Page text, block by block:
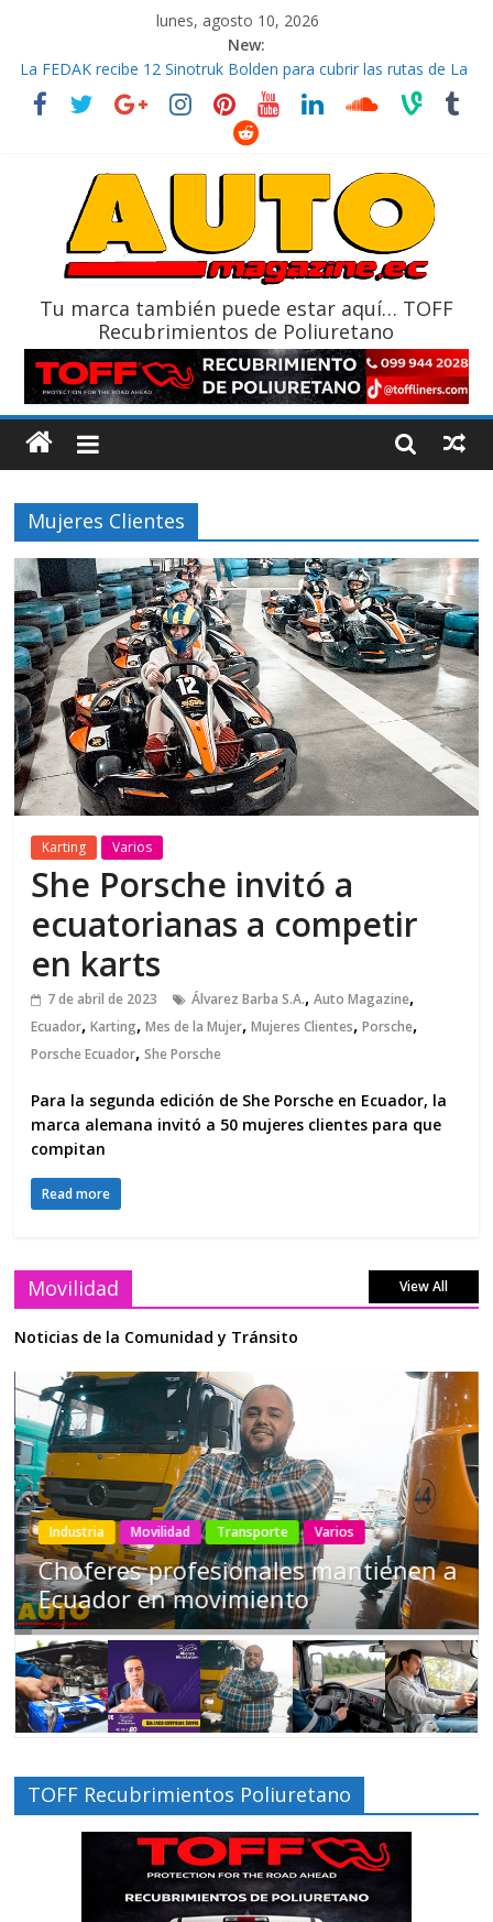
lunes, agosto 10, 2026
New:
La FEDAK recibe 12 Sinotruk Bolden para cubrir las rutas de La
Vuelta
El costo de tener un vehículo gana protagonismo a la hora de
¿Qué puede pasar con tu vehículo si permanece varios días sin
La Vuelta al Ecuador 2026, edición 47ª, recorre 7 provincias en 8
Tu marca también puede estar aquí… TOFF
Recubrimientos de Poliuretano
Mujeres Clientes
Karting Varios
She Porsche invitó a
ecuatorianas a competir
en karts
7 de abril de 2023 Álvarez Barba S.A.,Auto Magazine,
Ecuador,Karting,Mes de la Mujer,Mujeres Clientes,Porsche,
Porsche Ecuador,She Porsche
Para la segunda edición de She Porsche en Ecuador, la
marca alemana invitó a 50 mujeres clientes para que
compitan
Read more
Movilidad View All
Noticias de la Comunidad y Tránsito
Industria Movilidad Transporte Varios
Choferes profesionales mantienen a
Ecuador en movimiento
TOFF Recubrimientos Poliuretano